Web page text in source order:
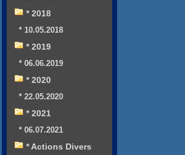
* 2018
* 10.05.2018
* 2019
* 06.06.2019
* 2020
* 22.05.2020
* 2021
* 06.07.2021
* Actions Divers